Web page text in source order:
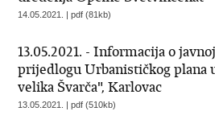
14.05.2021. | pdf (81kb)
13.05.2021. - Informacija o
prijedlogu Urbanističkog plana
velika Švarča", Karlovac
13.05.2021. | pdf (510kb)